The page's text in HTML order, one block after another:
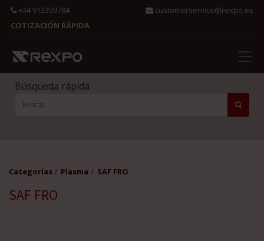
+34 913209784
customerservice@rexpo.es
COTIZACIÓN RÁPIDA
Búsqueda rápida
Categorías Plasma SAF FRO
SAF FRO